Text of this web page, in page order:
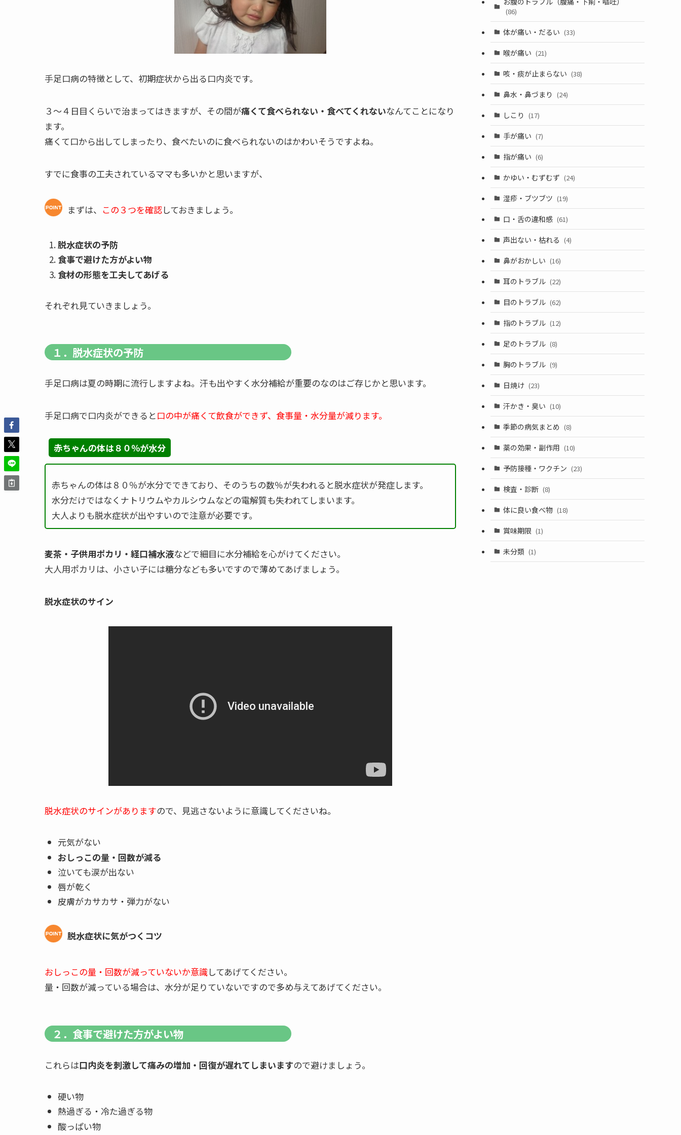
手足口病の特徴として、初期症状から出る口内炎です。
３～４日目くらいで治まってはきますが、その間が痛くて食べられない・食べてくれないなんてことになり
ます。
痛くて口から出してしまったり、食べたいのに食べられないのはかわいそうですよね。
すでに食事の工夫されているママも多いかと思いますが、
まずは、 この３つを確認しておきましょう。
脱水症状の予防
食事で避けた方がよい物
食材の形態を工夫してあげる
それぞれ見ていきましょう。
１．脱水症状の予防
手足口病は夏の時期に流行しますよね。汗も出やすく水分補給が重要のなのはご存じかと思います。
手足口病で口内炎ができると口の中が痛くて飲食ができず、食事量・水分量が減ります。
赤ちゃんの体は８０％が水分
赤ちゃんの体は８０％が水分でできており、そのうちの数％が失われると脱水症状が発症します。
水分だけではなくナトリウムやカルシウムなどの電解質も失われてしまいます。
大人よりも脱水症状が出やすいので注意が必要です。
麦茶・子供用ポカリ・経口補水液などで細目に水分補給を心がけてください。
大人用ポカリは、小さい子には糖分なども多いですので薄めてあげましょう。
脱水症状のサイン
脱水症状のサインがありますので、見逃さないように意識してくださいね。
元気がない
おしっこの量・回数が減る
泣いても涙が出ない
唇が乾く
皮膚がカサカサ・弾力がない
脱水症状に気がつくコツ
おしっこの量・回数が減っていないか意識してあげてください。
量・回数が減っている場合は、水分が足りていないですので多め与えてあげてください。
２．食事で避けた方がよい物
これらは口内炎を刺激して痛みの増加・回復が遅れてしまいますので避けましょう。
硬い物
熱過ぎる・冷た過ぎる物
酸っぱい物
(86)
体が痛い・だるい (33)
喉が痛い (21)
咳・痰が止まらない (38)
鼻水・鼻づまり (24)
しこり (17)
手が痛い (7)
指が痛い (6)
かゆい・むずむず (24)
湿疹・ブツブツ (19)
口・舌の違和感 (61)
声出ない・枯れる (4)
鼻がおかしい (16)
耳のトラブル (22)
目のトラブル (62)
指のトラブル (12)
足のトラブル (8)
胸のトラブル (9)
日焼け (23)
汗かき・臭い (10)
季節の病気まとめ (8)
薬の効果・副作用 (10)
予防接種・ワクチン (23)
検査・診断 (8)
体に良い食べ物 (18)
賞味期限 (1)
未分類 (1)